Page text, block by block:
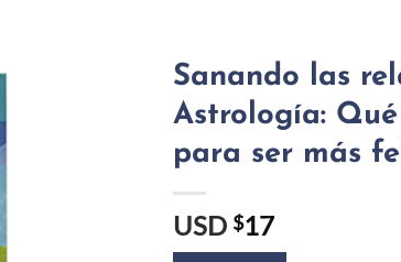
Sanando las
Astrología:
para ser más
USD $17